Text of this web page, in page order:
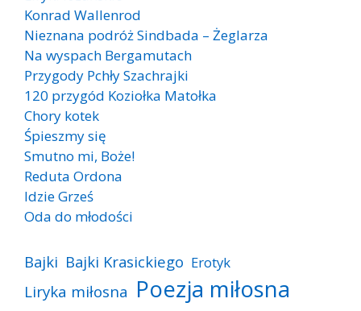
Konrad Wallenrod
Nieznana podróż Sindbada – Żeglarza
Na wyspach Bergamutach
Przygody Pchły Szachrajki
120 przygód Koziołka Matołka
Chory kotek
Śpieszmy się
Smutno mi, Boże!
Reduta Ordona
Idzie Grześ
Oda do młodości
Bajki Bajki Krasickiego Erotyk
Liryka miłosna Poezja miłosna